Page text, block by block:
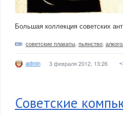
Большая коллекция советских
советские плакаты пьянство
admin 3 февраля 2012, 13:26
Советские